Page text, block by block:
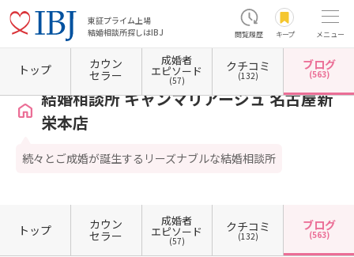
東証プライム上場
結婚相談所探しはIBJ
閲覧履歴 キープ メニュー
ホーム 愛知県の結婚相談所 愛知県名古屋市 愛知県名古屋市東区 結婚相談所 キャン
結婚相談所 キャンマリアージュ 名古屋新
栄本店
続々とご成婚が誕生するリーズナブルな結婚相談所
トップ カウン
セラー
成婚者
エピソード
(57)
クチコミ
(132)
ブログ
(563)
トップ カウン
セラー
成婚者
エピソード
(57)
クチコミ
(132)
ブログ
(563)